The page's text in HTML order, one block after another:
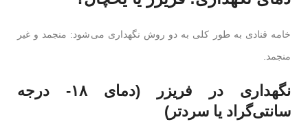
خامه قنادی به طور کلی به دو روش نگهداری می‌شود: منجمد و غیر
منجمد.
نگهداری در فریزر (دمای ۱۸- درجه
سانتی‌گراد یا سردتر)